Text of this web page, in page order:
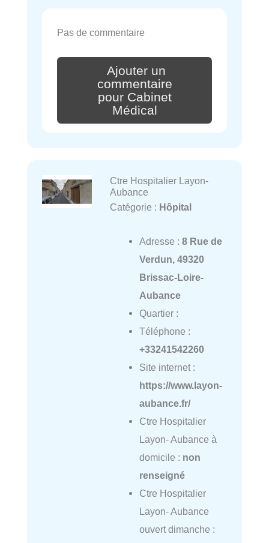
Pas de commentaire
Ajouter un
commentaire
pour Cabinet
Médical
Ctre Hospitalier Layon-
Aubance
Catégorie : Hôpital
Adresse : 8 Rue de
Verdun, 49320
Brissac-Loire-
Aubance
Quartier :
Téléphone :
+33241542260
Site internet :
https://www.layon-
aubance.fr/
Ctre Hospitalier
Layon- Aubance à
domicile : non
renseigné
Ctre Hospitalier
Layon- Aubance
ouvert dimanche :